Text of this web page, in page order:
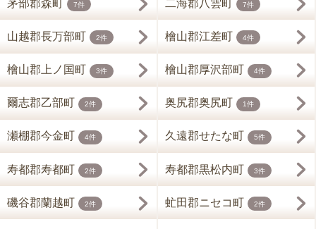
茅部郡森町 7件 二海郡八雲町 7件
山越郡長万部町 2件 檜山郡江差町 4件
檜山郡上ノ国町 3件 檜山郡厚沢部町 4件
爾志郡乙部町 2件 奥尻郡奥尻町 1件
瀬棚郡今金町 4件 久遠郡せたな町 5件
寿都郡寿都町 2件 寿都郡黒松内町 3件
磯谷郡蘭越町 2件 虻田郡ニセコ町 2件